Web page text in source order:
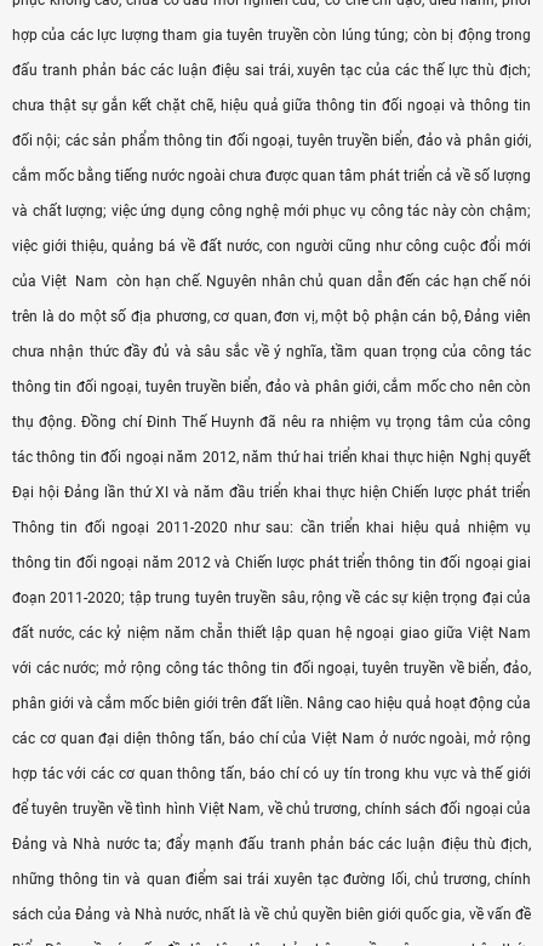
hợp của các lực lượng tham gia tuyên truyền còn lúng túng; còn bị động trong
đấu tranh phản bác các luận điệu sai trái, xuyên tạc của các thế lực thù địch;
chưa thật sự gắn kết chặt chẽ, hiệu quả giữa thông tin đối ngoại và thông tin
đối nội; các sản phẩm thông tin đối ngoại, tuyên truyền biển, đảo và phân giới,
cắm mốc bằng tiếng nước ngoài chưa được quan tâm phát triển cả về số lượng
và chất lượng; việc ứng dụng công nghệ mới phục vụ công tác này còn chậm;
việc giới thiệu, quảng bá về đất nước, con người cũng như công cuộc đổi mới
của Việt Nam còn hạn chế. Nguyên nhân chủ quan dẫn đến các hạn chế nói
trên là do một số địa phương, cơ quan, đơn vị, một bộ phận cán bộ, Đảng viên
chưa nhận thức đầy đủ và sâu sắc về ý nghĩa, tầm quan trọng của công tác
thông tin đối ngoại, tuyên truyền biển, đảo và phân giới, cắm mốc cho nên còn
thụ động. Ðồng chí Ðinh Thế Huynh đã nêu ra nhiệm vụ trọng tâm của công
tác thông tin đối ngoại năm 2012, năm thứ hai triển khai thực hiện Nghị quyết
Đại hội Đảng lần thứ XI và năm đầu triển khai thực hiện Chiến lược phát triển
Thông tin đối ngoại 2011-2020 như sau: cần triển khai hiệu quả nhiệm vụ
thông tin đối ngoại năm 2012 và Chiến lược phát triển thông tin đối ngoại giai
đoạn 2011-2020; tập trung tuyên truyền sâu, rộng về các sự kiện trọng đại của
đất nước, các kỷ niệm năm chẵn thiết lập quan hệ ngoại giao giữa Việt Nam
với các nước; mở rộng công tác thông tin đối ngoại, tuyên truyền về biển, đảo,
phân giới và cắm mốc biên giới trên đất liền. Nâng cao hiệu quả hoạt động của
các cơ quan đại diện thông tấn, báo chí của Việt Nam ở nước ngoài, mở rộng
hợp tác với các cơ quan thông tấn, báo chí có uy tín trong khu vực và thế giới
để tuyên truyền về tình hình Việt Nam, về chủ trương, chính sách đối ngoại của
Ðảng và Nhà nước ta; đẩy mạnh đấu tranh phản bác các luận điệu thù địch,
những thông tin và quan điểm sai trái xuyên tạc đường lối, chủ trương, chính
sách của Ðảng và Nhà nước, nhất là về chủ quyền biên giới quốc gia, về vấn đề